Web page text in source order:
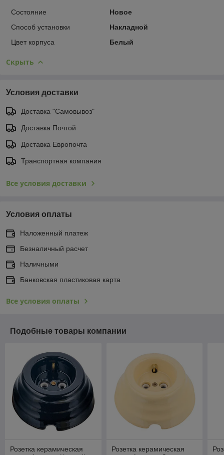
Состояние
Новое
Способ установки
Накладной
Цвет корпуса
Белый
Скрыть
Условия доставки
Доставка "Самовывоз"
Доставка Почтой
Доставка Европочта
Транспортная компания
Все условия доставки
Условия оплаты
Наложенный платеж
Безналичный расчет
Наличными
Банковская пластиковая карта
Все условия оплаты
Подобные товары компании
Розетка керамическая
Розетка керамическая